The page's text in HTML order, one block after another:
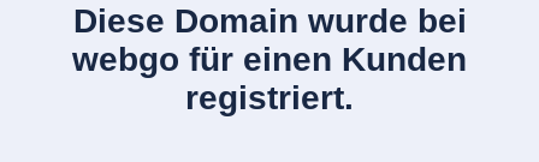
Diese Domain wurde bei
webgo für einen Kunden
registriert.